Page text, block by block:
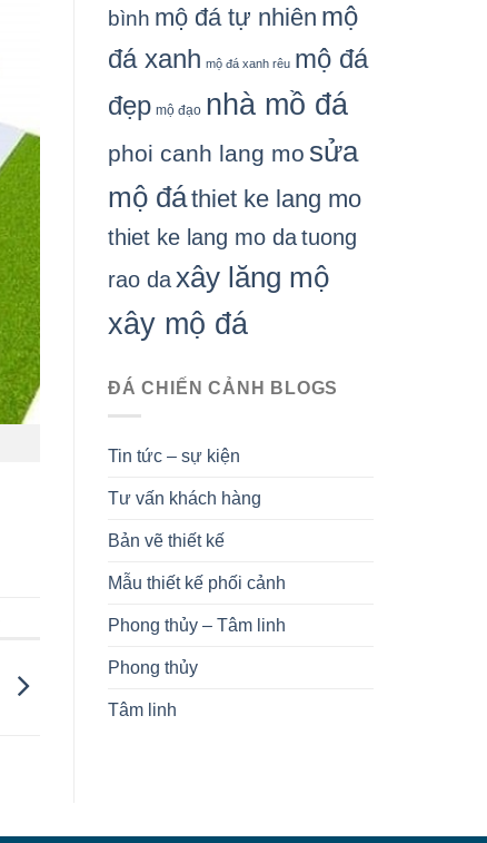
bình mộ đá tự nhiên mộ
đá xanh mộ đá xanh rêu mộ đá
đẹp mộ đạo nhà mồ đá
phoi canh lang mo sửa
mộ đáthiet ke lang mo
thiet ke lang mo datuong
rao daxây lăng mộ
xây mộ đá
ĐÁ CHIẾN CẢNH BLOGS
Tin tức – sự kiện
Tư vấn khách hàng
Bản vẽ thiết kế
Mẫu thiết kế phối cảnh
Phong thủy – Tâm linh
Phong thủy
Tâm linh